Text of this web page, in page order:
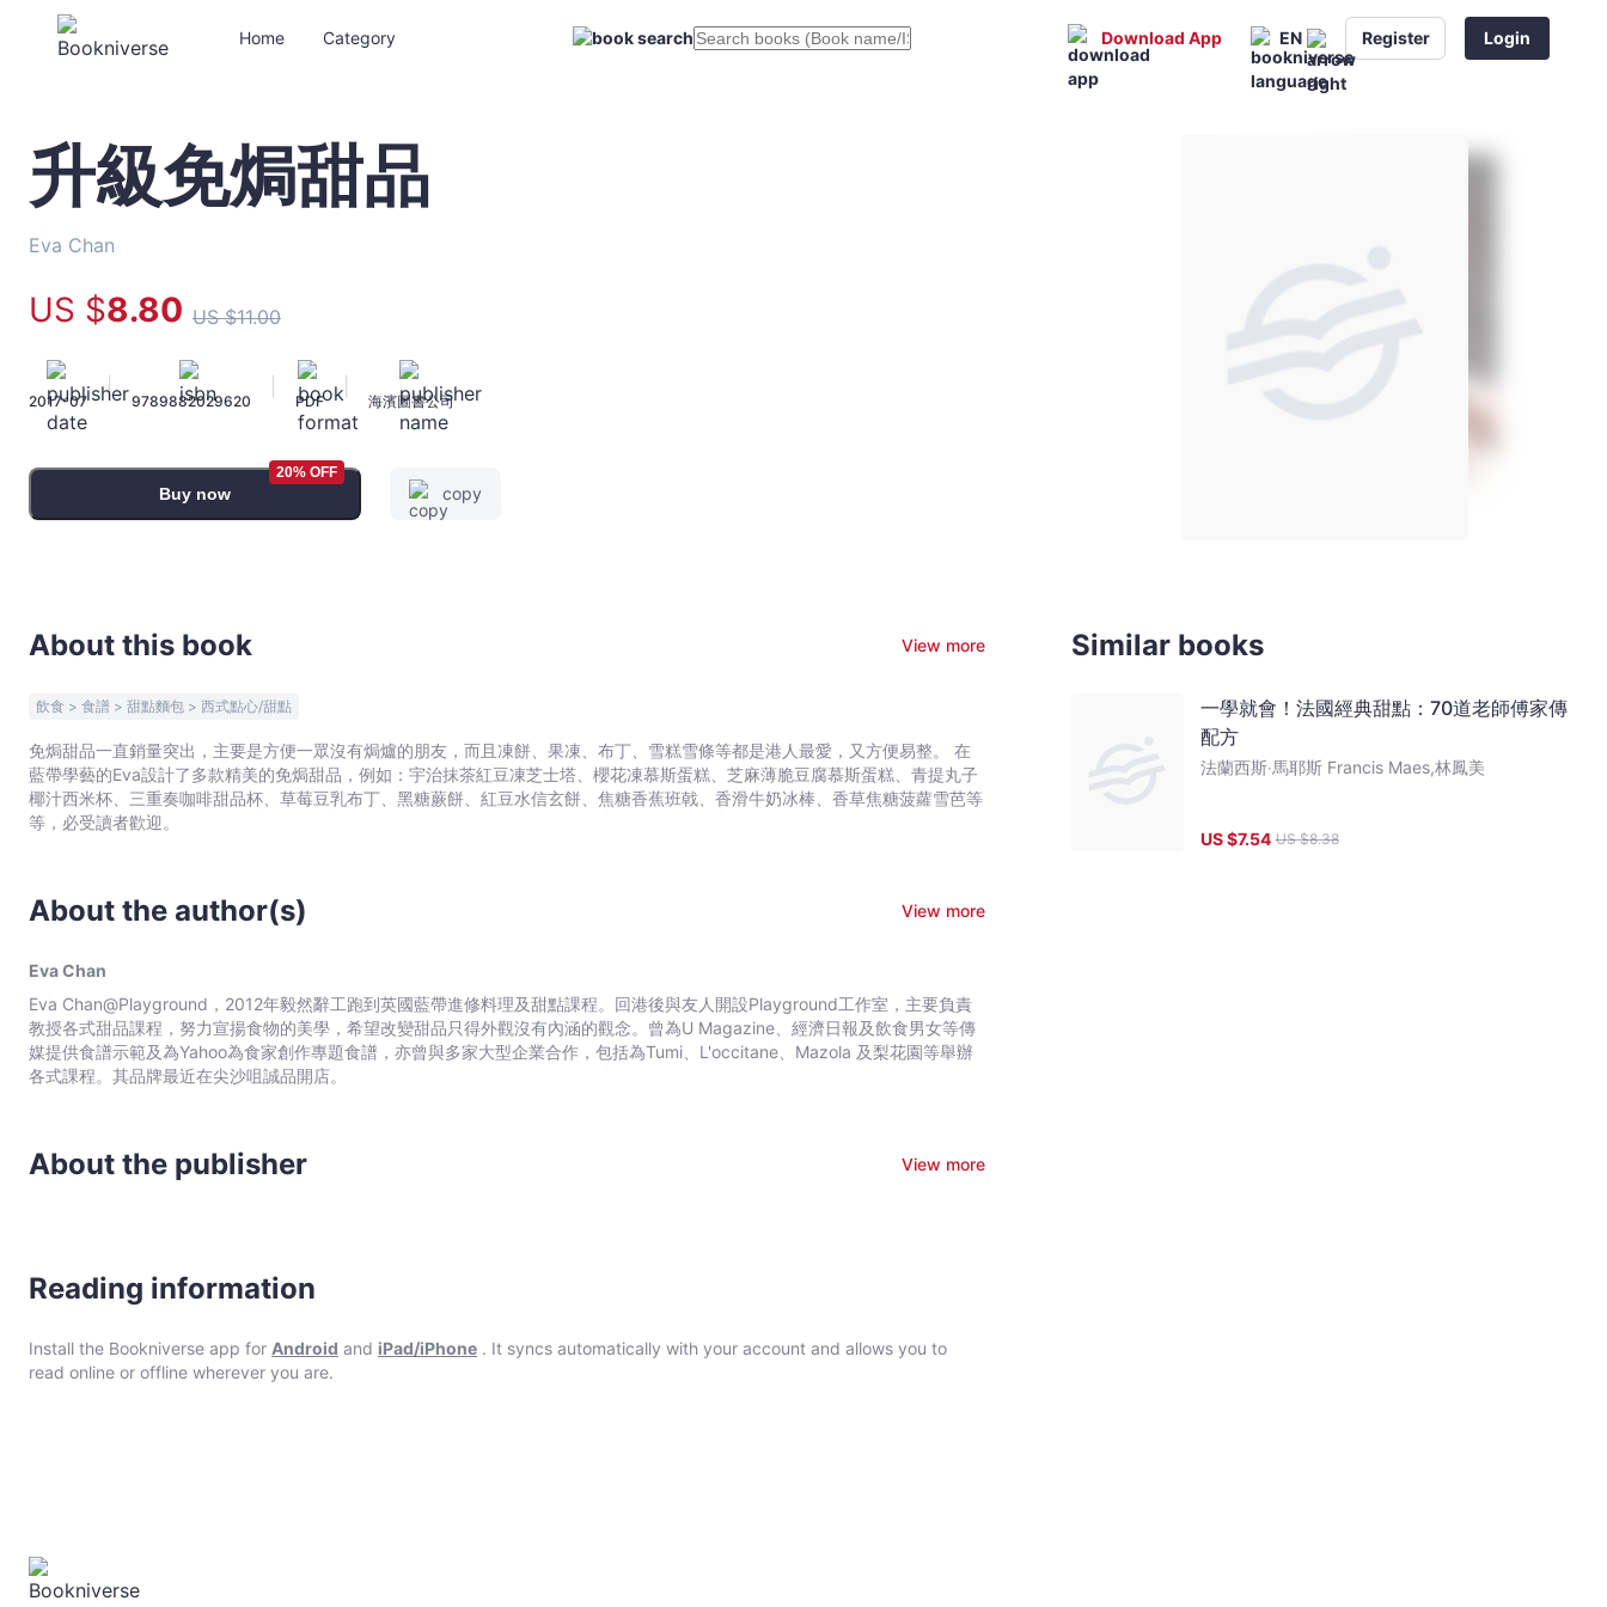
Home Category Download App EN Register Login
升
級
免
焗
品
-
Chan
-
Bookniverse
升級免焗甜品
Eva Chan
US $8.80 US $11.00
2017-07
|
9789882029620 PDF 海濱圖書公司
Buy now
20% OFF
copy
About this book View more
飲食 > 食譜 > 甜點麵包 > 西式點心/甜點
免焗甜品一直銷量突出，主要是方便一眾沒有焗爐的朋友，而且凍餅、果凍、布丁、雪糕雪條等都是港人最愛，又方便易整。 在
藍帶學藝的Eva設計了多款精美的免焗甜品，例如：宇治抹茶紅豆凍芝士塔、櫻花凍慕斯蛋糕、芝麻薄脆豆腐慕斯蛋糕、青提丸子
椰汁西米杯、三重奏咖啡甜品杯、草莓豆乳布丁、黑糖蕨餅、紅豆水信玄餅、焦糖香蕉班戟、香滑牛奶冰棒、香草焦糖菠蘿雪芭等
等，必受讀者歡迎。
About the author(s) View more
Eva Chan
Eva Chan@Playground，2012年毅然辭工跑到英國藍帶進修料理及甜點課程。回港後與友人開設Playground工作室，主要負責
教授各式甜品課程，努力宣揚食物的美學，希望改變甜品只得外觀沒有內涵的觀念。曾為U Magazine、經濟日報及飲食男女等傳
媒提供食譜示範及為Yahoo為食家創作專題食譜，亦曾與多家大型企業合作，包括為Tumi、L'occitane、Mazola 及梨花園等舉辦
各式課程。其品牌最近在尖沙咀誠品開店。
About the publisher View more
Reading information
Install the Bookniverse app for Android and iPad/iPhone . It syncs automatically with your account and allows you to
read online or offline wherever you are.
Similar books
一學就會！法國經典甜點：70道老師傅家傳
配方
法蘭西斯‧馬耶斯 Francis Maes,林鳳美
US $7.54 US $8.38